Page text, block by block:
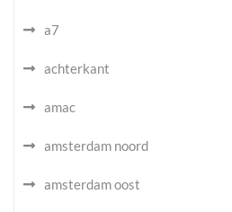
a7
achterkant
amac
amsterdam noord
amsterdam oost